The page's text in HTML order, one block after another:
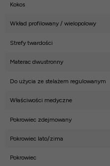
Kokos
Wkład profilowany / wielopolowy
Strefy twardości
Materac dwustronny
Do użycia ze stelażem regulowanym
Właściwości medyczne
Pokrowiec zdejmowany
Pokrowiec lato/zima
Pokrowiec